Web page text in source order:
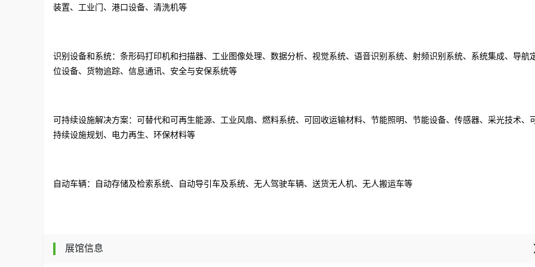
装置、工业门、港口设备、清洗机等
识别设备和系统：条形码打印机和扫描器、工业图像处理、数据分析、视觉系统、语音识别系统、射频识别系统、系统集成、导航
位设备、货物追踪、信息通讯、安全与安保系统等
可持续设施解决方案：可替代和可再生能源、工业风扇、燃料系统、可回收运输材料、节能照明、节能设备、传感器、采光技术、
持续设施规划、电力再生、环保材料等
自动车辆：自动存储及检索系统、自动导引车及系统、无人驾驶车辆、送货无人机、无人搬运车等
展馆信息